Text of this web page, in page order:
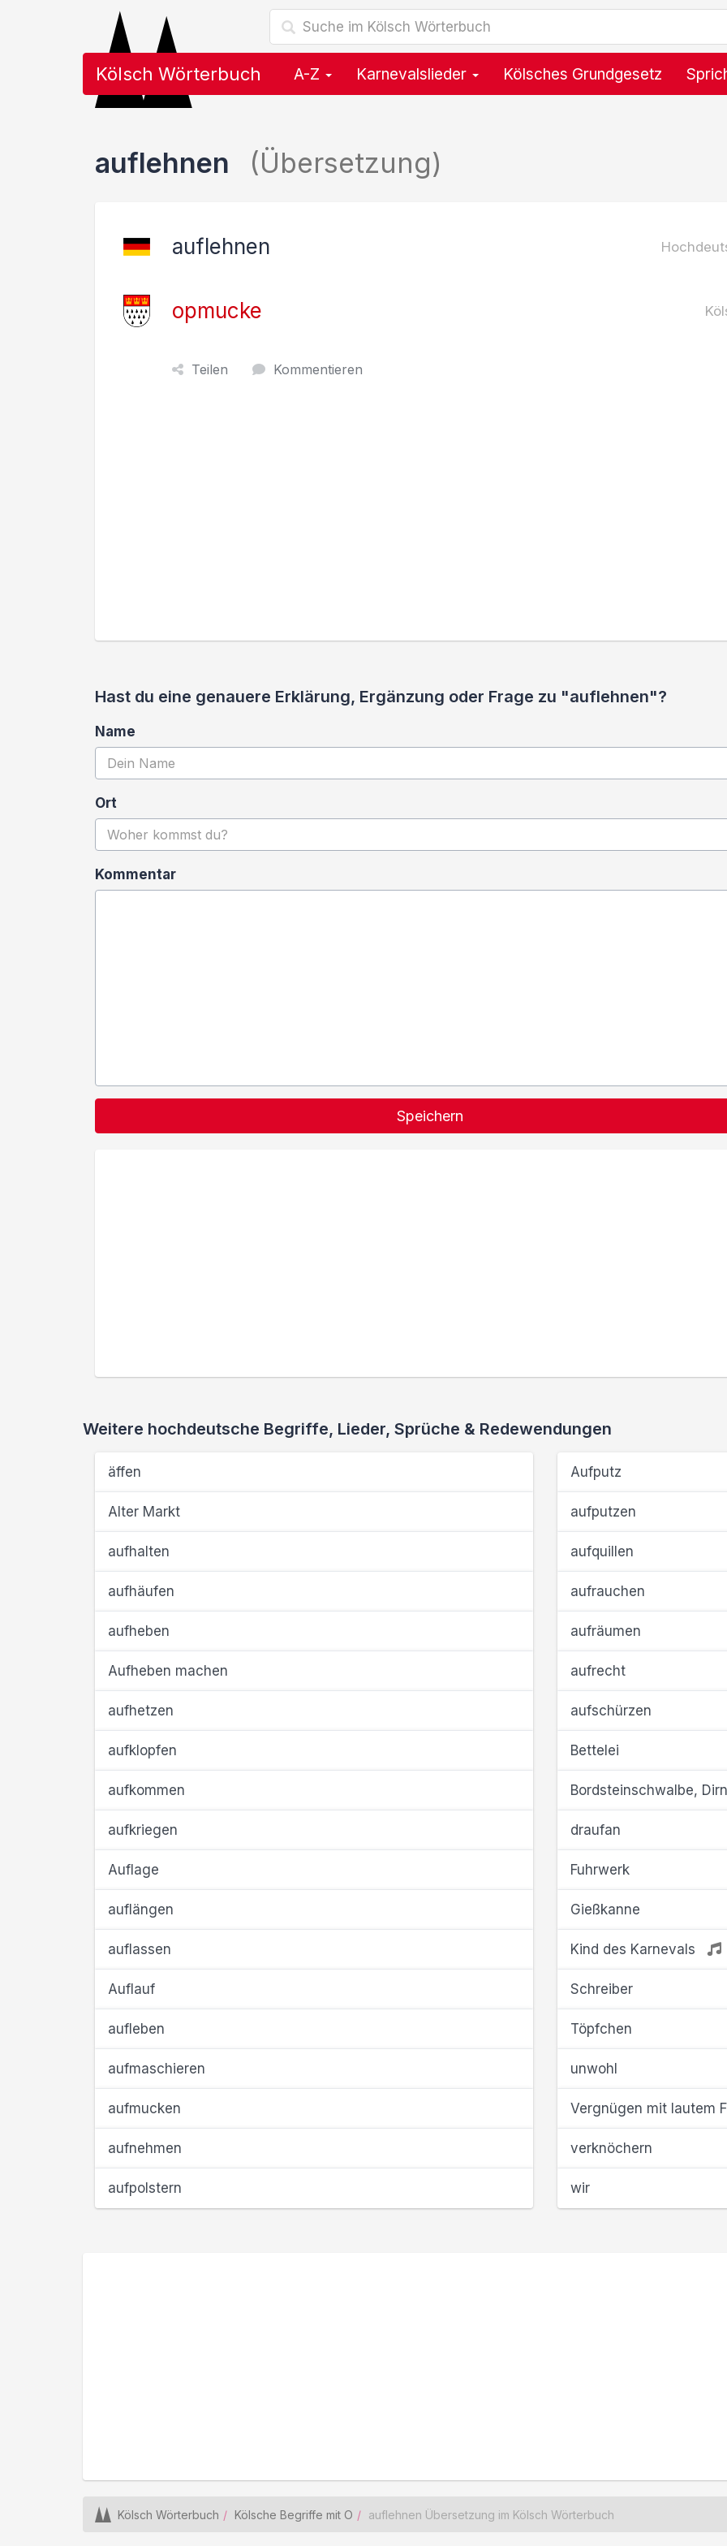
Kölsch Wörterbuch A-Z Karnevalslieder Kölsches Grundgesetz
auflehnen (Übersetzung)
auflehnen
opmucke
Teilen Kommentieren
Hast du eine genauere Erklärung, Ergänzung oder Frage zu "auflehnen"?
Name
Ort
Kommentar
Speichern
Weitere hochdeutsche Begriffe, Lieder, Sprüche & Redewendungen
äffen
Alter Markt
aufhalten
aufhäufen
aufheben
Aufheben machen
aufhetzen
aufklopfen
aufkommen
aufkriegen
Auflage
auflängen
auflassen
Auflauf
aufleben
aufmaschieren
aufmucken
aufnehmen
aufpolstern
Aufputz
aufputzen
aufquillen
aufrauchen
aufräumen
aufrecht
aufschürzen
Bettelei
Bordsteinschwalbe,
draufan
Fuhrwerk
Gießkanne
Kind des Karnevals
Schreiber
Töpfchen
unwohl
Vergnügen mit lautem
verknöchern
wir
Kölsch Wörterbuch Kölsche Begriffe mit O auflehnen Übersetzung im Kölsch Wörterbuch